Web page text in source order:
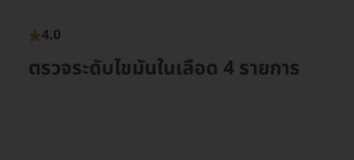
4.0
ตรวจระดับไขมันในเลือด 4 รายการ